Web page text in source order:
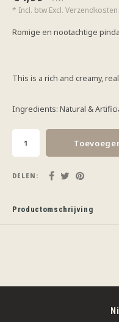
* Incl. btw Excl. Verzendkosten
Romige en nootachtige
This is a rich and creamy,
Ingredients: Natural &
DELEN:
Productomschrijving